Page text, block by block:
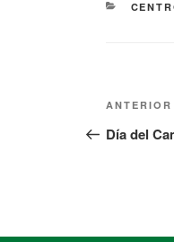
ANTERIOR
Día del